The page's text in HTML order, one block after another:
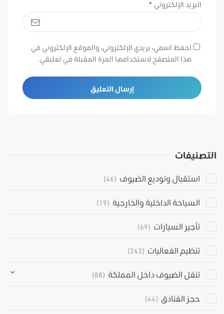
البريد الإلكتروني *
احفظ اسمي، بريدي الإلكتروني، والموقع الإلكتروني في
هذا المتصفح لاستخدامها المرة المقبلة في تعليقي.
التصنيفات
استقبال وتوديع الضيوف (46)
السياحة الداخلية والخارجية (19)
تأجير السيارات (69)
تنظيم الفعاليات (243)
تنقل الضيوف داخل المملكة (88)
حجز الفنادق (44)